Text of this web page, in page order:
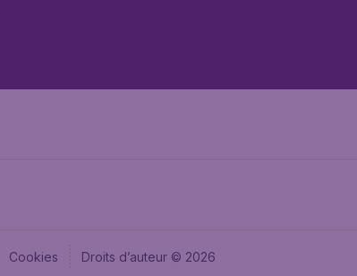
Cookies Droits d’auteur © 2026